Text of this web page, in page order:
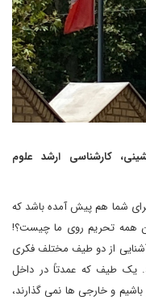
کارشناسی ارشد علوم
شما هم پیش آمده باشد که
همه تحریم روی ما چیست؟!
از دو طیف مختلف فکری
یک طیف که عمدتاً در داخل
و خارجی ها نمی گذارند،